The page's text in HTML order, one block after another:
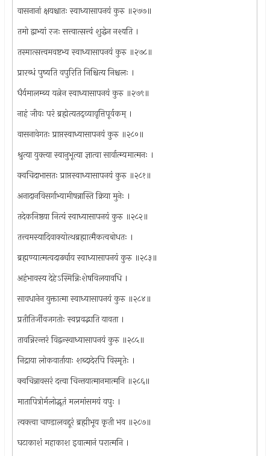
वासनानां क्षयश्चातः स्वाध्यासापनयं कुरु ॥२७७॥
तमो द्वाभ्यां रजः सत्त्वात्सत्त्वं शुद्धेन नश्यति ।
तस्मात्सत्त्वमवष्टभ्य स्वाध्यासापनयं कुरु ॥२७८॥
प्रारब्धं पुष्यति वपुरिति निश्चित्य निश्चलः ।
धैर्यमालम्ब्य यत्नेन स्वाध्यासापनयं कुरु ॥२७९॥
नाहं जीवः परं ब्रह्मेत्यतद्व्यावृत्तिपूर्वकम् ।
वासनावेगतः प्राप्तस्वाध्यासापनयं कुरु ॥२८०॥
श्रुत्या युक्त्या स्वानुभूत्या ज्ञात्वा सार्वात्म्यमात्मनः ।
क्वचिदाभासतः प्राप्तस्वाध्यासापनयं कुरु ॥२८१॥
अनादानविसर्गाभ्यामीषन्नास्ति क्रिया मुनेः ।
तदेकनिष्ठया नित्यं स्वाध्यासापनयं कुरु ॥२८२॥
तत्त्वमस्यादिवाक्योत्थब्रह्मात्मैकत्वबोधतः ।
ब्रह्मण्यात्मत्वदार्ढ्याय स्वाध्यासापनयं कुरु ॥२८३॥
अहंभावस्य देहेऽस्मिन्निःशेषविलयावधि ।
सावधानेन युक्तात्मा स्वाध्यासापनयं कुरु ॥२८४॥
प्रतीतिर्जीवजगतोः स्वप्नवद्भाति यावता ।
तावन्निरन्तरं विद्वन्स्वाध्यासापनयं कुरु ॥२८५॥
निद्राया लोकवार्तायाः शब्दादेरपि विस्मृतेः ।
क्वचिन्नावसरं दत्त्वा चिन्तयात्मानमात्मनि ॥२८६॥
मातापित्रोर्मलोद्भूतं मलमांसमयं वपुः ।
त्यक्त्वा चाण्डालवद्दूरं ब्रह्मीभूय कृती भव ॥२८७॥
घटाकाशं महाकाश इवात्मानं परात्मनि ।